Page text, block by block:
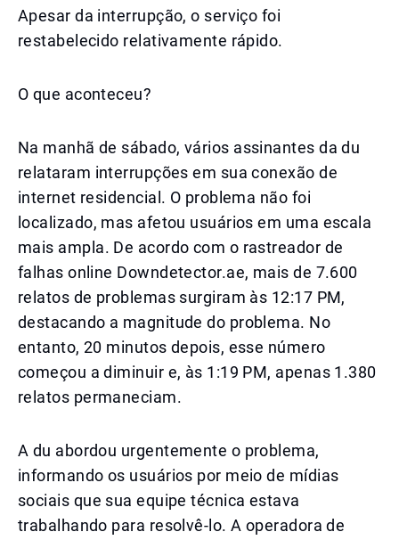
Apesar da interrupção, o serviço foi
restabelecido relativamente rápido.
O que aconteceu?
Na manhã de sábado, vários assinantes da du
relataram interrupções em sua conexão de
internet residencial. O problema não foi
localizado, mas afetou usuários em uma escala
mais ampla. De acordo com o rastreador de
falhas online Downdetector.ae, mais de 7.600
relatos de problemas surgiram às 12:17 PM,
destacando a magnitude do problema. No
entanto, 20 minutos depois, esse número
começou a diminuir e, às 1:19 PM, apenas 1.380
relatos permaneciam.
A du abordou urgentemente o problema,
informando os usuários por meio de mídias
sociais que sua equipe técnica estava
trabalhando para resolvê-lo. A operadora de